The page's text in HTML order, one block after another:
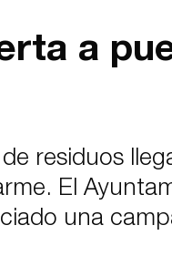
a
residuos
El
una